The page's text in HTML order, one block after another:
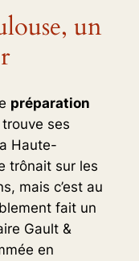
un
préparation
ses
Haute-
trônait sur les
mais c’est au
fait un
Gault &
en